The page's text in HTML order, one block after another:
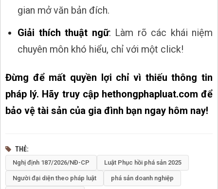
gian mở văn bản đích.
Giải thích thuật ngữ: Làm rõ các khái niệm
chuyên môn khó hiểu, chỉ với một click!
Đừng để mất quyền lợi chỉ vì thiếu thông tin
pháp lý. Hãy truy cập hethongphapluat.com để
bảo vệ tài sản của gia đình bạn ngay hôm nay!
THẺ
Nghị định 187/2026/NĐ-CP Luật Phục hồi phá sản 2025
Người đại diện theo pháp luật phá sản doanh nghiệp